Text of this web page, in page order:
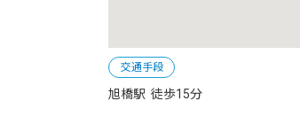
交通手段
旭橋駅  徒歩15分